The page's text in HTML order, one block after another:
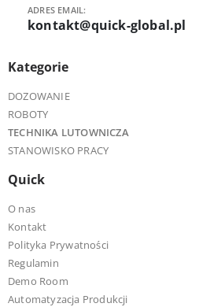
ADRES EMAIL:
kontakt@quick-global.pl
Kategorie
DOZOWANIE
ROBOTY
TECHNIKA LUTOWNICZA
STANOWISKO PRACY
Quick
O nas
Kontakt
Polityka Prywatności
Regulamin
Demo Room
Automatyzacja Produkcji